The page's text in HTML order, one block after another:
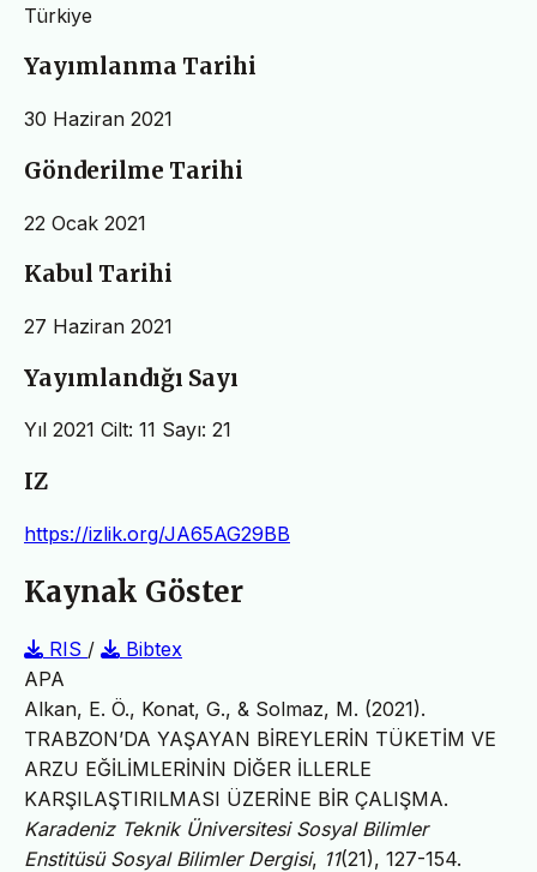
Türkiye
Yayımlanma Tarihi
30 Haziran 2021
Gönderilme Tarihi
22 Ocak 2021
Kabul Tarihi
27 Haziran 2021
Yayımlandığı Sayı
Yıl 2021 Cilt: 11 Sayı: 21
IZ
https://izlik.org/JA65AG29BB
Kaynak Göster
RIS /
Bibtex
APA
Alkan, E. Ö., Konat, G., & Solmaz, M. (2021).
TRABZON’DA YAŞAYAN BİREYLERİN TÜKETİM VE
ARZU EĞİLİMLERİNİN DİĞER İLLERLE
KARŞILAŞTIRILMASI ÜZERİNE BİR ÇALIŞMA.
Karadeniz Teknik Üniversitesi Sosyal Bilimler
Enstitüsü Sosyal Bilimler Dergisi, 11(21), 127-154.